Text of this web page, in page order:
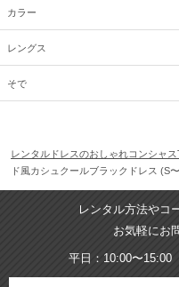
カラー
レングス
そで
レンタルドレスのおしゃれコンシャ
ド風カシュクールブラックドレス (S
レンタル方法やコ
お気軽にお
平日：10:00〜15:00